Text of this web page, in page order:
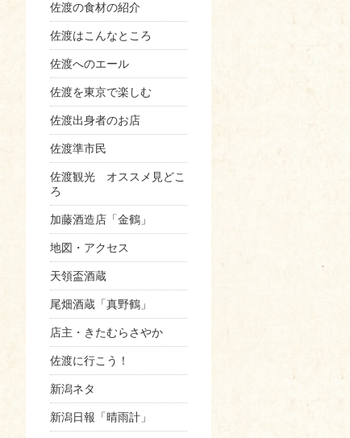
佐渡の食材の紹介
佐渡はこんなところ
佐渡へのエール
佐渡を東京で楽しむ
佐渡出身者のお店
佐渡準市民
佐渡観光 オススメ見どこ
ろ
加藤酒造店「金鶴」
地図・アクセス
天領盃酒蔵
尾畑酒蔵「真野鶴」
店主・きたむらさやか
佐渡に行こう！
新潟ネタ
新潟日報「晴雨計」